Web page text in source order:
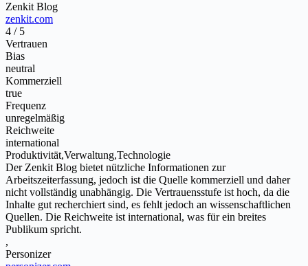
Zenkit Blog
zenkit.com
4 / 5
Vertrauen
Bias
neutral
Kommerziell
true
Frequenz
unregelmäßig
Reichweite
international
Produktivität,Verwaltung,Technologie
Der Zenkit Blog bietet nützliche Informationen zur
Arbeitszeiterfassung, jedoch ist die Quelle kommerziell und daher
nicht vollständig unabhängig. Die Vertrauensstufe ist hoch, da die
Inhalte gut recherchiert sind, es fehlt jedoch an wissenschaftlichen
Quellen. Die Reichweite ist international, was für ein breites
Publikum spricht.
,
Personizer